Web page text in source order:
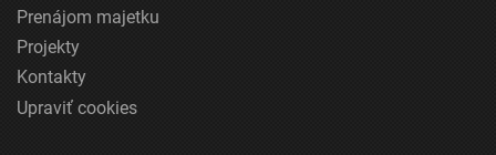
Prenájom majetku
Projekty
Kontakty
Upraviť cookies